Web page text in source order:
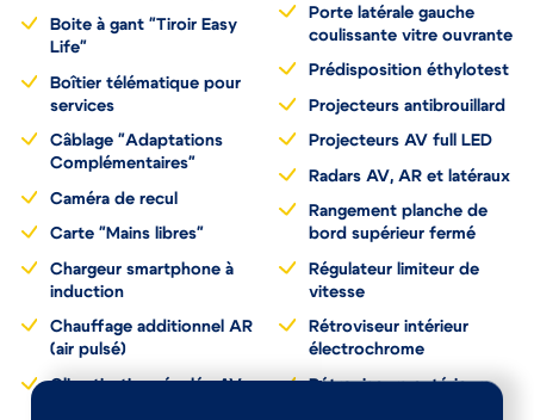
Boite à gant "Tiroir Easy
Life"
Boîtier télématique pour
services
Câblage "Adaptations
Complémentaires"
Caméra de recul
Carte "Mains libres"
Chargeur smartphone à
induction
Chauffage additionnel AR
(air pulsé)
Climatisation régulée AV
Porte latérale gauche
coulissante vitre ouvrante
Prédisposition éthylotest
Projecteurs antibrouillard
Projecteurs AV full LED
Radars AV, AR et latéraux
Rangement planche de
bord supérieur fermé
Régulateur limiteur de
vitesse
Rétroviseur intérieur
électrochrome
Rétroviseurs extérieurs